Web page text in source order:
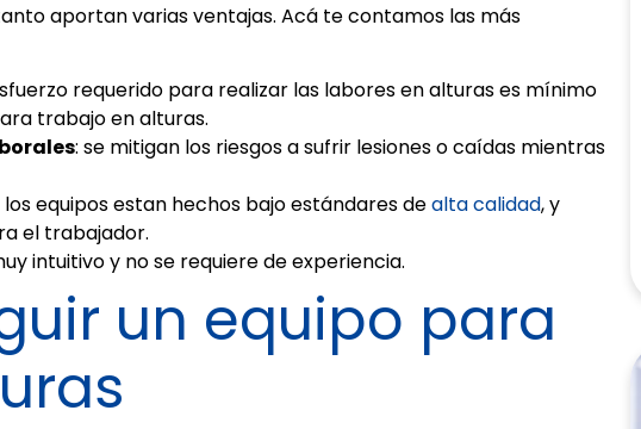
aportan varias ventajas. Acá te contamos las más
requerido para realizar las labores en alturas es mínimo
trabajo en alturas.
: se mitigan los riesgos a sufrir lesiones o caídas mientras
los equipos estan hechos bajo estándares dealta calidad, y
el trabajador.
intuitivo y no se requiere de experiencia.
un equipo para